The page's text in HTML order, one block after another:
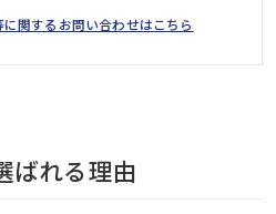
に関するお問い合わせはこちら
ばれる理由